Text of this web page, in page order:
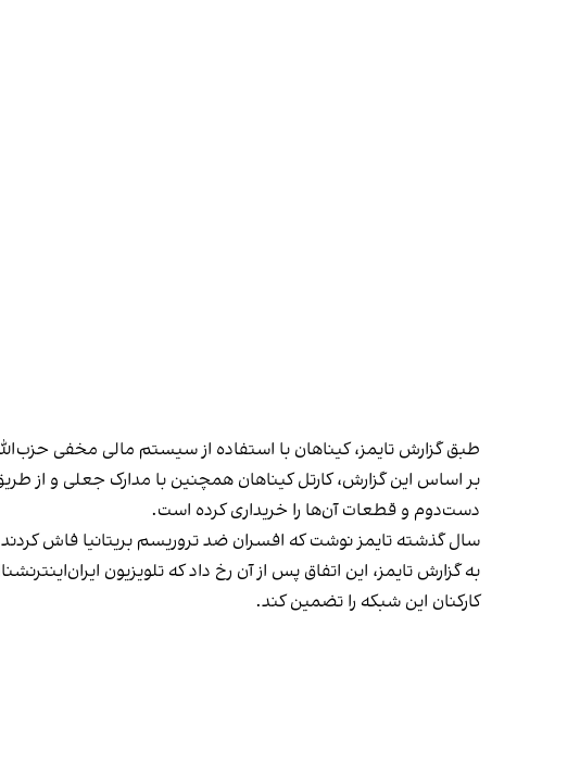
طبق گزارش تایمز، کیناهان با استفاده از سیستم مالی مخفی
بر اساس این گزارش، کارتل کیناهان همچنین با مدارک جعلی و از
دست‌دوم و قطعات آن‌ها را خریداری کرده است.
سال گذشته تایمز نوشت که افسران ضد تروریسم بریتانیا فاش کردند پلیس و سرویس‌های امنیتی، ۱۵ توطئه ایران
به گزارش تایمز، این اتفاق پس از آن رخ داد که تلویزیون
کارکنان این شبکه را تضمین کند.